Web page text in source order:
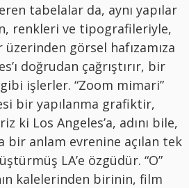
tabelalar da, aynı yapılar
renkleri ve tipografileriyle,
üzerinden görsel hafızamıza
doğrudan çağrıştırır, bir
işlerler. “Zoom mimari”
bir yapılanma grafiktir,
ki Los Angeles’a, adını bile,
bir anlam evrenine açılan tek
LA’e özgüdür. “O”
kalelerinden birinin, film